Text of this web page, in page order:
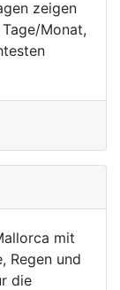
zeigen
Monat,
mit
Regen und
die